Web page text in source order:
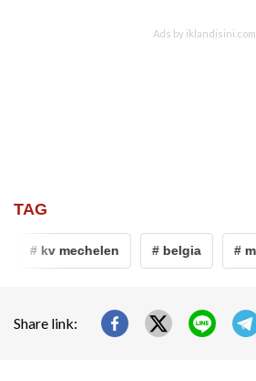
TAG
# kv mechelen # belgia #
Share link: